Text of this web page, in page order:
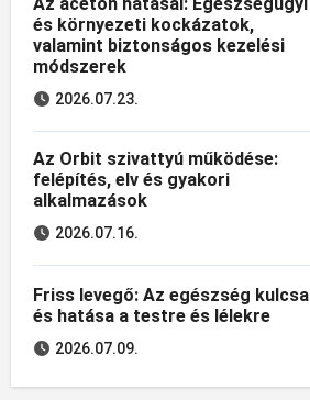
és környezeti kockázatok,
valamint biztonságos kezelési
módszerek
2026.07.23.
Az Orbit szivattyú működése:
felépítés, elv és gyakori
alkalmazások
2026.07.16.
Friss levegő: Az egészség kulcsa
és hatása a testre és lélekre
2026.07.09.